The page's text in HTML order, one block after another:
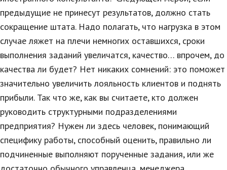
Образование
Наука и технологии
предыдущие не принесут результатов, должно стать
сокращение штата. Надо полагать, что нагрузка в этом
случае ляжет на плечи немногих оставшихся, сроки
выполнения заданий увеличатся, качество… впрочем, до
качества ли будет? Нет никаких сомнений: это поможет
значительно увеличить лояльность клиентов и поднять
прибыли. Так что же, как вы считаете, кто должен
руководить структурными подразделениями
предприятия? Нужен ли здесь человек, понимающий
специфику работы, способный оценить, правильно ли
подчиненные выполняют порученные задания, или же